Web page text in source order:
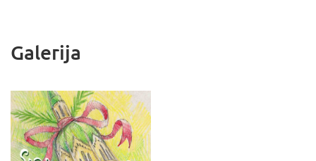
Galerija